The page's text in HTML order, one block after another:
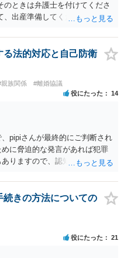
ときは弁護士を付けてくださ
、出産準備してください。
法的対応と自己防衛
親族関係 #離婚協議
役にたった 14
pipiさんが最終的にご判断され
に脅迫的な発言があれば犯罪
りますので、認知等につきお
きの方法についての
役にたった 21